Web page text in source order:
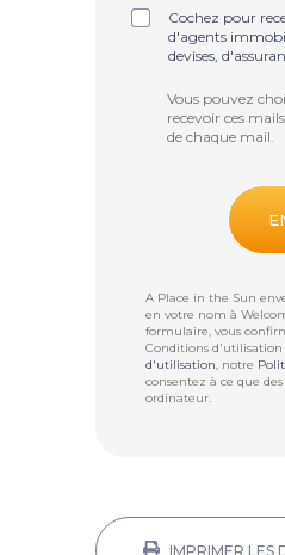
Cochez pour
d'agents
devises,
Vous pouvez
recevoir ces
de chaque mail.
A Place in the Sun
en votre nom à
formulaire, vous
Conditions
d'utilisation, notre
consentez à ce que
ordinateur.
IMPRIMER LES